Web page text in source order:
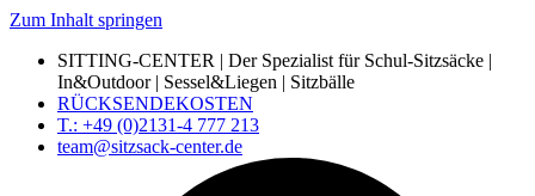
Zum Inhalt springen
SITTING-CENTER | Der Spezialist für Schul-Sitzsäcke |
In&Outdoor | Sessel&Liegen | Sitzbälle
RÜCKSENDEKOSTEN
T.: +49 (0)2131-4 777 213
team@sitzsack-center.de